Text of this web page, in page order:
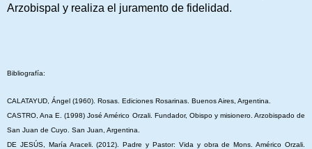
Arzobispal y realiza el juramento de fidelidad.
Bibliografía:
CALATAYUD, Ángel (1960). Rosas. Ediciones Rosarinas. Buenos Aires, Argentina.
CASTRO, Ana E. (1998) José Américo Orzali. Fundador, Obispo y misionero. Arzobispado de
San Juan de Cuyo. San Juan, Argentina.
DE JESÚS, María Araceli. (2012). Padre y Pastor: Vida y obra de Mons. Américo Orzali.